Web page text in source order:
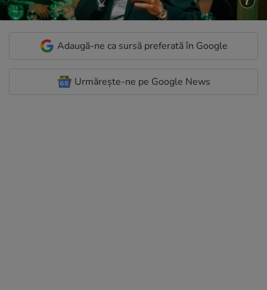
Adaugă-ne ca sursă preferată în Google
Urmărește-ne pe Google News